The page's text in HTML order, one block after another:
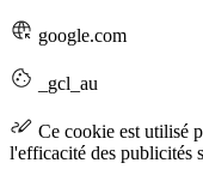
google.com
_gcl_au
Ce cookie est utilisé
l'efficacité des publicités